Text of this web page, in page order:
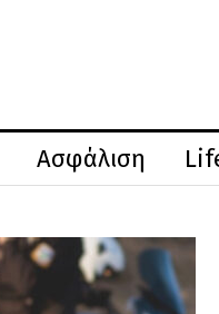
Ασφάλιση